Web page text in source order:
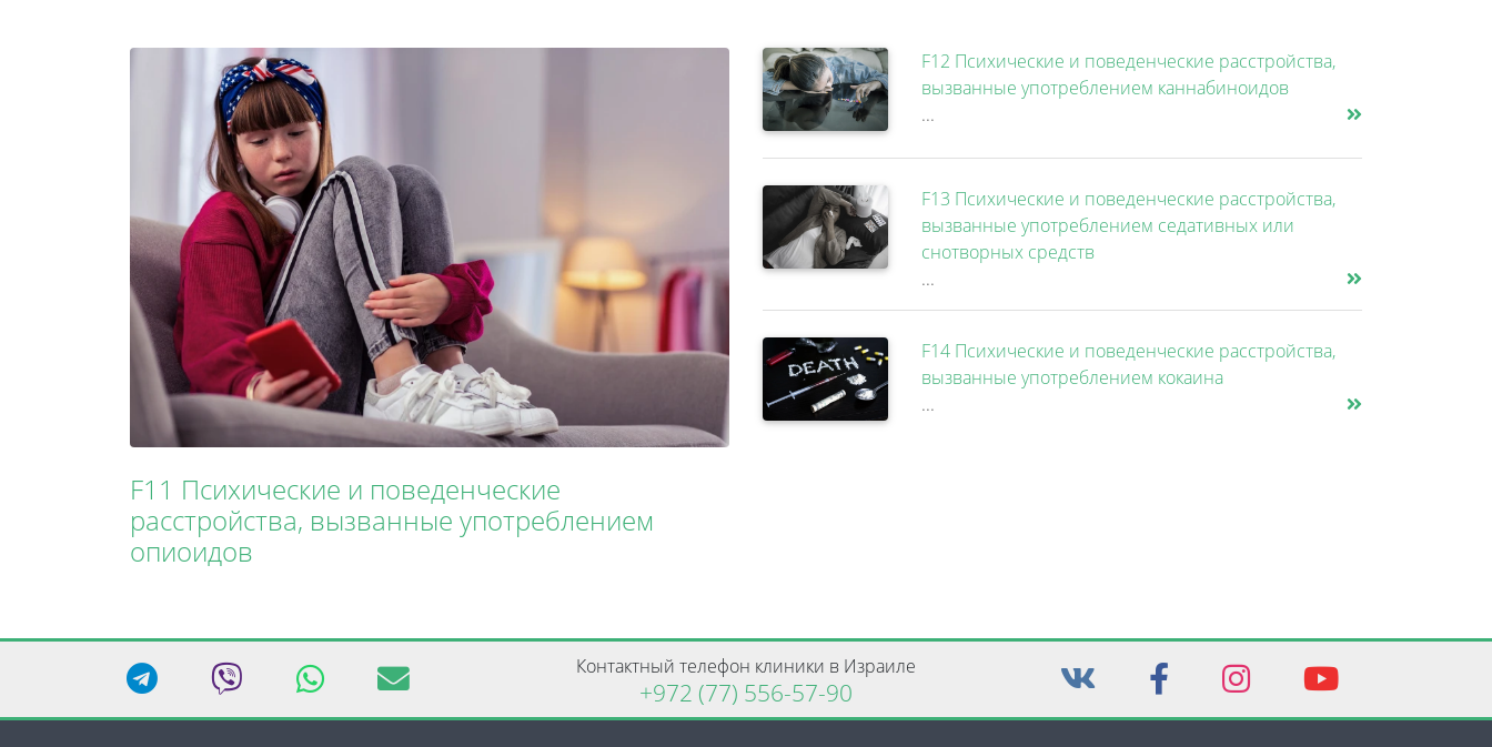
F11 Психические и поведенческие
расстройства, вызванные употреблением
опиоидов
F12 Психические и поведенческие расстройства,
вызванные употреблением каннабиноидов
...
F13 Психические и поведенческие расстройства,
вызванные употреблением седативных или
снотворных средств
...
F14 Психические и поведенческие расстройства,
вызванные употреблением кокаина
...
Контактный телефон клиники в Израиле
+972 (77) 556-57-90